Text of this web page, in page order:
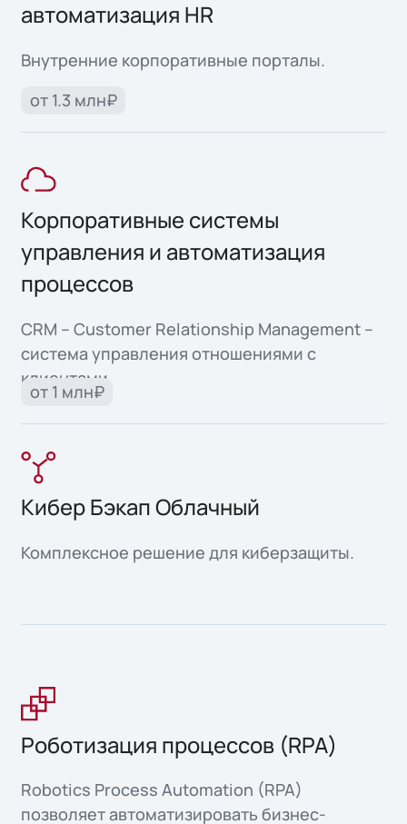
автоматизация HR
Внутренние корпоративные порталы.
от 1.3 млн₽
Корпоративные системы
управления и автоматизация
процессов
CRM – Customer Relationship Management –
система управления отношениями с
клиентами.
от 1 млн₽
Кибер Бэкап Облачный
Комплексное решение для киберзащиты.
Роботизация процессов (RPA)
Robotics Process Automation (RPA)
позволяет автоматизировать бизнес-